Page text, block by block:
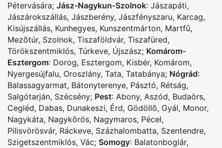
Pétervására; Jász-Nagykun-Szolnok: Jászapáti,
Jászárokszállás, Jászberény, Jászfényszaru, Karcag,
Kisújszállás, Kunhegyes, Kunszentmárton, Martfû,
Mezõtúr, Szolnok, Tiszaföldvár, Tiszafüred,
Törökszentmiklós, Túrkeve, Újszász; Komárom-
Esztergom: Dorog, Esztergom, Kisbér, Komárom,
Nyergesújfalu, Oroszlány, Tata, Tatabánya; Nógrád:
Balassagyarmat, Bátonyterenye, Pásztó, Rétság,
Salgótarján, Szécsény; Pest: Abony, Aszód, Budaörs,
Cegléd, Dabas, Dunakeszi, Érd, Gödöllõ, Gyál, Monor,
Nagykáta, Nagykõrös, Nagymaros, Pécel,
Pilisvörösvár, Ráckeve, Százhalombatta, Szentendre,
Szigetszentmiklós, Vác; Somogy: Balatonboglár,